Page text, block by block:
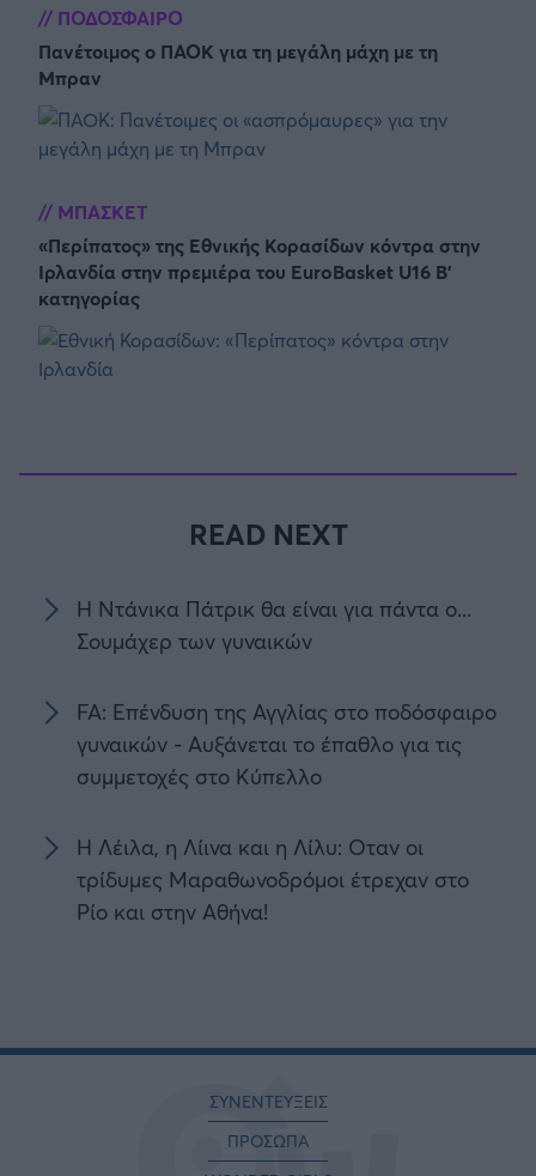
ΠΟΔΟΣΦΑΙΡΟ
Πανέτοιμος ο ΠΑΟΚ για τη μεγάλη μάχη με τη
Μπραν
ΜΠΑΣΚΕΤ
«Περίπατος» της Εθνικής Κορασίδων κόντρα στην
Ιρλανδία στην πρεμιέρα του EuroBasket U16 Β'
κατηγορίας
READ NEXT
Η Ντάνικα Πάτρικ θα είναι για πάντα ο...
Σουμάχερ των γυναικών
FA: Επένδυση της Αγγλίας στο ποδόσφαιρο
γυναικών - Αυξάνεται το έπαθλο για τις
συμμετοχές στο Κύπελλο
H Λέιλα, η Λίινα και η Λίλυ: Οταν οι
τρίδυμες Μαραθωνοδρόμοι έτρεχαν στο
Ρίο και στην Αθήνα!
ΣΥΝΕΝΤΕΥΞΕΙΣ
ΠΡΟΣΩΠΑ